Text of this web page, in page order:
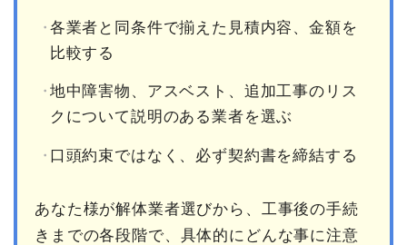
各業者と同条件で揃えた見積内容、金額を
比較する
地中障害物、アスベスト、追加工事のリス
クについて説明のある業者を選ぶ
口頭約束ではなく、必ず契約書を締結する
あなた様が解体業者選びから、工事後の手続
きまでの各段階で、具体的にどんな事に注意